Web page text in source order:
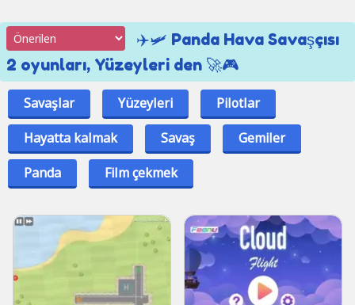
✈️🛩️ Panda Hava Savaşçısı
2 oyunları, Yüzeyleri den 🚀🎮
Savaşlar Yüzeyleri
Pilotlar
Hayatta kalmak
Savaş
Gemiler
Panda
Film çekmek